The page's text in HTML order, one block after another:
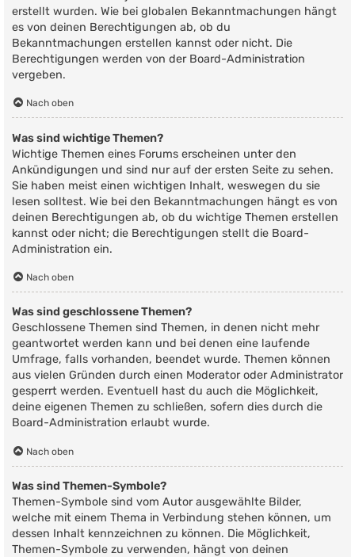
erstellt wurden. Wie bei globalen Bekanntmachungen hängt
es von deinen Berechtigungen ab, ob du
Bekanntmachungen erstellen kannst oder nicht. Die
Berechtigungen werden von der Board-Administration
vergeben.
Nach oben
Was sind wichtige Themen?
Wichtige Themen eines Forums erscheinen unter den
Ankündigungen und sind nur auf der ersten Seite zu sehen.
Sie haben meist einen wichtigen Inhalt, weswegen du sie
lesen solltest. Wie bei den Bekanntmachungen hängt es von
deinen Berechtigungen ab, ob du wichtige Themen erstellen
kannst oder nicht; die Berechtigungen stellt die Board-
Administration ein.
Nach oben
Was sind geschlossene Themen?
Geschlossene Themen sind Themen, in denen nicht mehr
geantwortet werden kann und bei denen eine laufende
Umfrage, falls vorhanden, beendet wurde. Themen können
aus vielen Gründen durch einen Moderator oder Administrator
gesperrt werden. Eventuell hast du auch die Möglichkeit,
deine eigenen Themen zu schließen, sofern dies durch die
Board-Administration erlaubt wurde.
Nach oben
Was sind Themen-Symbole?
Themen-Symbole sind vom Autor ausgewählte Bilder,
welche mit einem Thema in Verbindung stehen können, um
dessen Inhalt kennzeichnen zu können. Die Möglichkeit,
Themen-Symbole zu verwenden, hängt von deinen